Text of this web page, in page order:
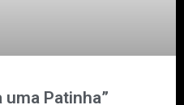
uma Patinha”